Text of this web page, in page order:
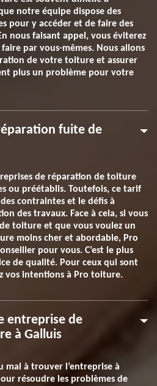
notre équipe dispose des
pour y accéder et de faire des
nous faisant appel, vous éviterez
par vous-mêmes. Nous allons
de votre toiture et assurer
plus un problème pour votre
fuite de
de réparation de toiture
ou préétablis. Toutefois, ce tarif
contraintes et le défis à
des travaux. Face à cela, si vous
toiture et que vous voulez un
moins cher et abordable, Pro
pour vous. C’est le plus
de qualité. Pour ceux qui sont
vos intentions à Pro toiture.
entreprise de
à Galluis
mal à trouver l’entreprise à
résoudre les problèmes de